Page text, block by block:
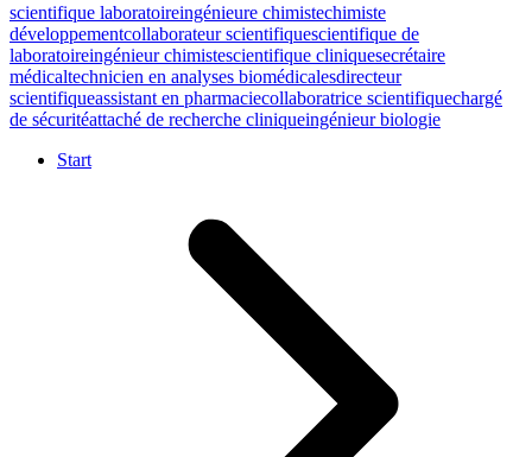
scientifique laboratoireingénieure chimistechimiste
développementcollaborateur scientifiquescientifique de
laboratoireingénieur chimistescientifique cliniquesecrétaire
médicaltechnicien en analyses biomédicalesdirecteur
scientifiqueassistant en pharmaciecollaboratrice scientifiquechargé
de sécuritéattaché de recherche cliniqueingénieur biologie
Start